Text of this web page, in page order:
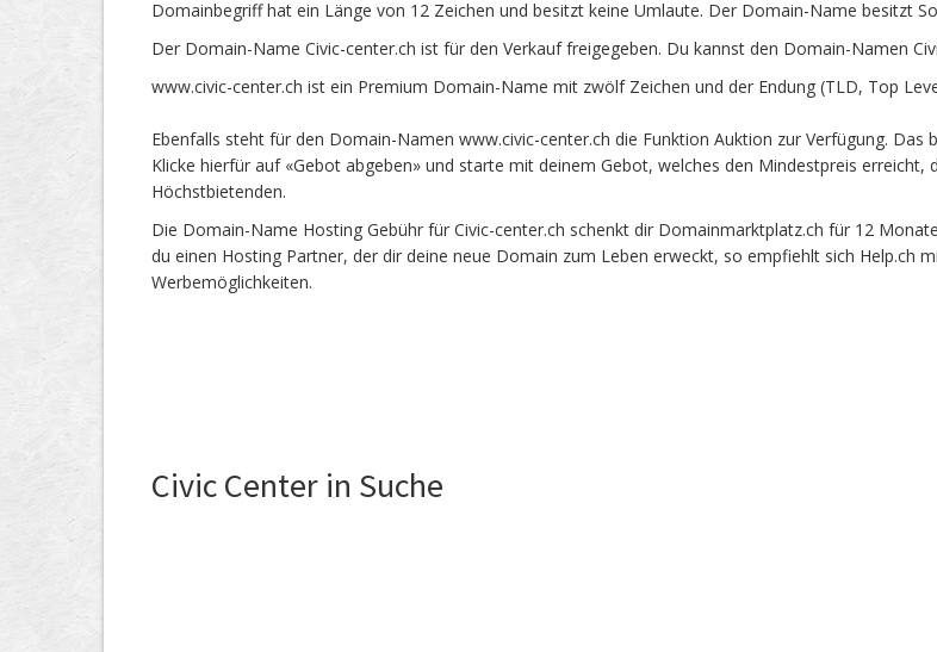
Domainbegriff hat ein Länge von 12 Zeichen und besitzt keine Umlaute. Der Domain-Name besitzt
Der Domain-Name Civic-center.ch ist für den Verkauf freigegeben. Du kannst den Domain-Namen
www.civic-center.ch ist ein Premium Domain-Name mit zwölf Zeichen und der Endung (TLD, Top
Ebenfalls steht für den Domain-Namen www.civic-center.ch die Funktion Auktion zur Verfügung.
Klicke hierfür auf «Gebot abgeben» und starte mit deinem Gebot, welches den Mindestpreis
Höchstbietenden.
Die Domain-Name Hosting Gebühr für Civic-center.ch schenkt dir Domainmarktplatz.ch für 12
du einen Hosting Partner, der dir deine neue Domain zum Leben erweckt, so empfiehlt sich Help.ch
Werbemöglichkeiten.
Civic Center in Suche